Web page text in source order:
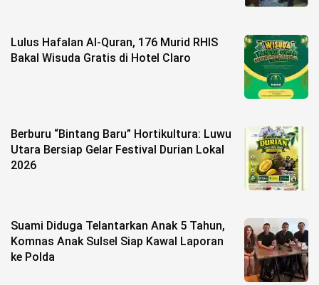
Lulus Hafalan Al-Quran, 176 Murid RHIS
Bakal Wisuda Gratis di Hotel Claro
Berburu “Bintang Baru” Hortikultura: Luwu
Utara Bersiap Gelar Festival Durian Lokal
2026
Suami Diduga Telantarkan Anak 5 Tahun,
Komnas Anak Sulsel Siap Kawal Laporan
ke Polda